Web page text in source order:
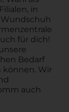
in
für dich!
Bedarf
können. Wir
auch